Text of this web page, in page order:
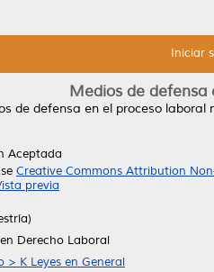
Iniciar
Medios de defensa
de defensa en el proceso laboral
Aceptada
Creative Commons Attribution
previa
Derecho Laboral
> K Leyes en General